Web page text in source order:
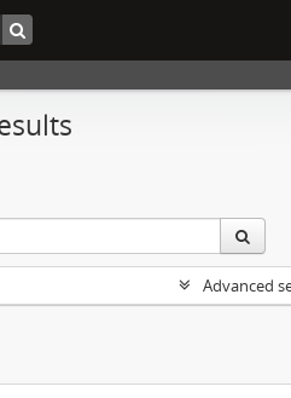
Advanced